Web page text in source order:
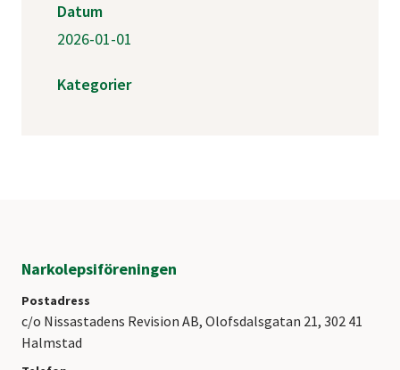
Datum
2026-01-01
Kategorier
Narkolepsiföreningen
Postadress
c/o Nissastadens Revision AB, Olofsdalsgatan 21, 302 41
Halmstad